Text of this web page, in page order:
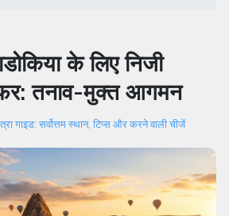
के लिए निजी
तनाव-मुक्त आगमन
गाइड: सर्वोत्तम स्थान, टिप्स और करने वाली चीजें